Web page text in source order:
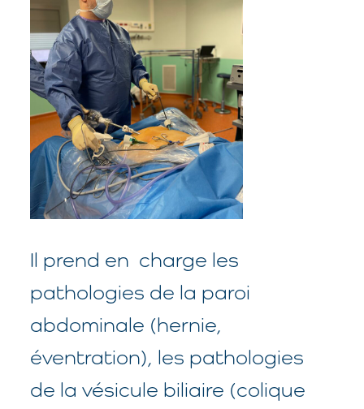
Il prend en charge les
pathologies de la paroi
abdominale (hernie,
éventration), les pathologies
de la vésicule biliaire (colique